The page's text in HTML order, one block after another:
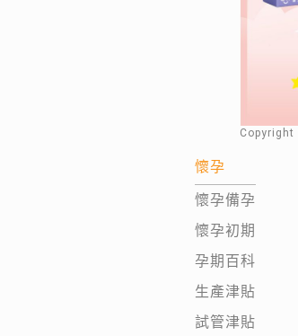
Copyright
懷孕
懷孕備孕
懷孕初期
孕期百科
生產津貼
試管津貼